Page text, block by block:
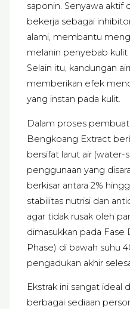
saponin. Senyawa aktif
bekerja sebagai
alami, membantu
melanin penyebab
Selain itu, kandungan
memberikan efek
yang instan pada kulit.
Dalam proses
Bengkoang Extract
bersifat larut air (water-
penggunaan yang
berkisar antara 2%
stabilitas nutrisi dan
agar tidak rusak oleh
dimasukkan pada Fase
Phase) di bawah suhu
pengadukan akhir
Ekstrak ini sangat ideal
berbagai sediaan